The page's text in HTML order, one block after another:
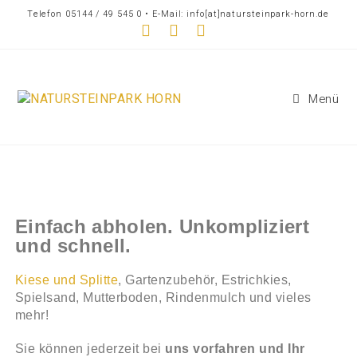
Telefon 05144 / 49 545 0 • E-Mail: info[at]natursteinpark-horn.de
Menü
Einfach abholen. Unkompliziert
und schnell.
Kiese und Splitte, Gartenzubehör, Estrichkies,
Spielsand, Mutterboden, Rindenmulch und vieles
mehr!
Sie können jederzeit bei uns vorfahren und Ihr